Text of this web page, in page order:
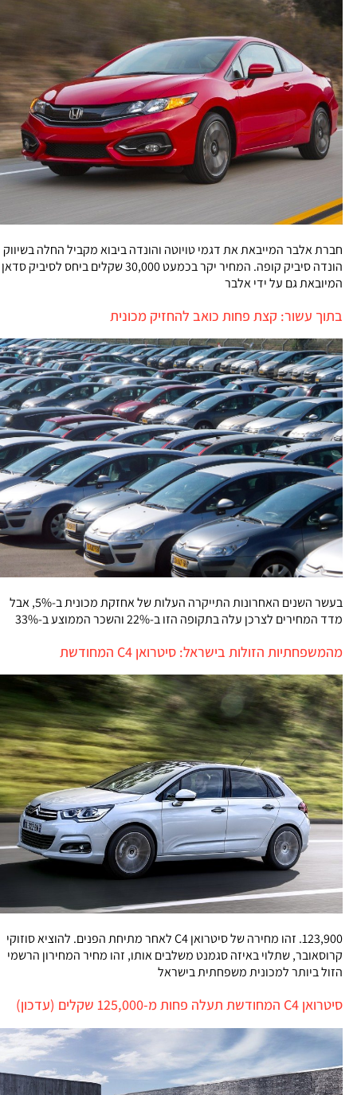
חברת אלבר המייבאת את דגמי טויוטה והונדה ביבוא מקביל החלה בשיווק
הונדה סיביק קופה. המחיר יקר בכמעט 30,000 שקלים ביחס לסיביק סדאן
המיובאת גם על ידי אלבר
בתוך עשור: קצת פחות כואב להחזיק מכונית
בעשר השנים האחרונות התייקרה העלות של אחזקת מכונית ב-5%, אבל
מדד המחירים לצרכן עלה בתקופה הזו ב-22% והשכר הממוצע ב-33%
מהמשפחתיות הזולות בישראל: סיטרואן C4 המחודשת
123,900. זהו מחירה של סיטרואן C4 לאחר מתיחת הפנים. להוציא סוזוקי
קרוסאובר, שתלוי באיזה סגמנט משלבים אותו, זהו מחיר המחירון הרשמי
הזול ביותר למכונית משפחתית בישראל
סיטרואן C4 המחודשת תעלה פחות מ-125,000 שקלים (עדכון)